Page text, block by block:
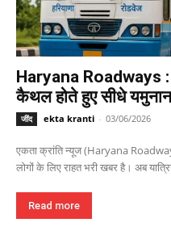
Haryana Roadways :
कैथल होते हुए सीधे
जींद ekta kranti - 03/06/2026
एकता क्रांति न्यूज (Haryana
लोगों के लिए राहत भरी खबर है। अब
Read more